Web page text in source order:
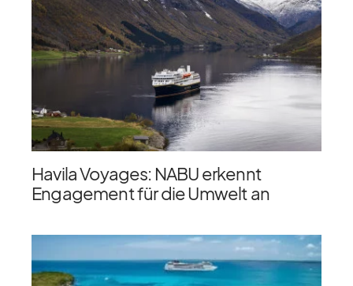
Havila Voyages: NABU erkennt
Engagement für die Umwelt an